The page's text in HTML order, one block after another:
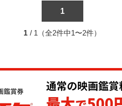
1
1 / 1（全2件中1〜2件）